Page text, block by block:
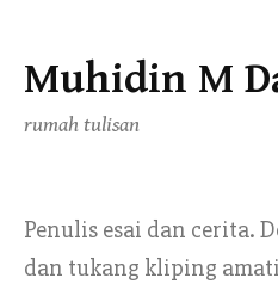
Skip
content
Muhidin M
rumah tulisan
Penulis esai dan cerita.
dan tukang kliping